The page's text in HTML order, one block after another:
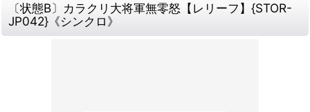
〔状態B〕カラクリ大将軍無零怒【レリーフ】{STOR-
JP042}《シンクロ》